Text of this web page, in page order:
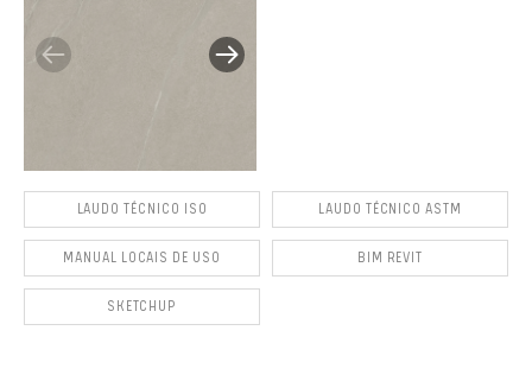
LAUDO TÉCNICO ISO LAUDO TÉCNICO ASTM
MANUAL LOCAIS DE USO BIM REVIT
SKETCHUP